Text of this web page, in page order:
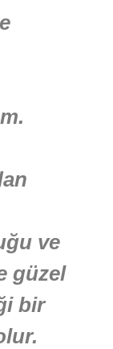
ve
güzel
bir